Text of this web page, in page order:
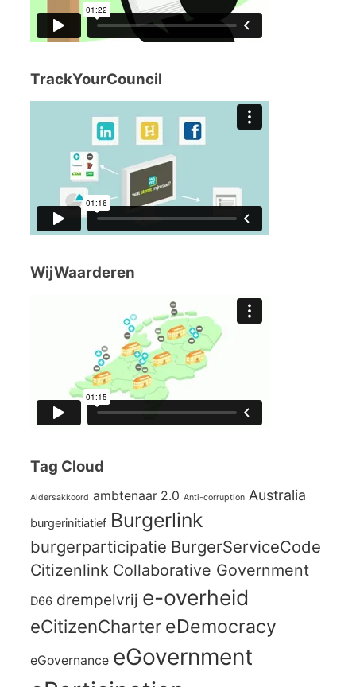
TrackYourCouncil
WijWaarderen
Tag Cloud
Aldersakkoord ambtenaar 2.0 Anti-corruption Australia
burgerinitiatief Burgerlink
burgerparticipatie BurgerServiceCode
Citizenlink Collaborative Government
D66 drempelvrij e-overheid
eCitizenCharter eDemocracy
eGovernance eGovernment